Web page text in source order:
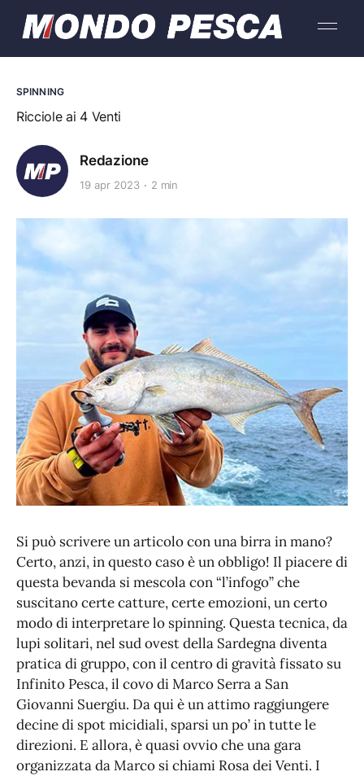
SPINNING
Ricciole ai 4 Venti
Redazione
19 apr 2023 2 min
Si può scrivere un articolo con una birra in mano?
Certo, anzi, in questo caso è un obbligo! Il piacere di
questa bevanda si mescola con “l’infogo” che
suscitano certe catture, certe emozioni, un certo
modo di interpretare lo spinning. Questa tecnica, da
lupi solitari, nel sud ovest della Sardegna diventa
pratica di gruppo, con il centro di gravità fissato su
Infinito Pesca, il covo di Marco Serra a San
Giovanni Suergiu. Da qui è un attimo raggiungere
decine di spot micidiali, sparsi un po’ in tutte le
direzioni. E allora, è quasi ovvio che una gara
organizzata da Marco si chiami Rosa dei Venti. I